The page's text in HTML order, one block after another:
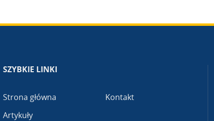
SZYBKIE LINKI
Strona główna
Artykuły
Kontakt